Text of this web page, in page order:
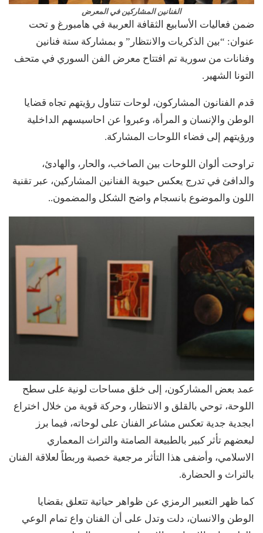
الفنانين المشاركين في المعرض
ضمن فعاليات الأسابيع الثقافة العربية في هامبورغ و تحت
عنوان: “بين الذكريات والانتظار” و بمشاركة ستة فنانين
وفنانات من سورية تم افتتاح معرض الفن السوري في متحف
التونا الشهير.
قدم الفنانون المشاركون، لوحات تتناول رؤيتهم تجاه قضايا
الوطن والإنسان و المرأة، وعبروا عن احاسيسهم الداخلية
ورؤيتهم إلى فضاء اللوحات المشاركة.
تراوحت ألوان اللوحات بين الصاخب، والحار، والهادئ،
والدافئ في تدرج يعكس حيوية الفنانين المشاركين، عبر تقنية
اللون والموضوع بانسجام واضح الشكل والمضمون..
عمد بعض المشاركون، إلى خلق مساحات لونية على سطح
اللوحة، توحي بالقلق و الانتظار، وحركة قوية من خلال اختراع
ابجدية جدية تعكس مشاعر الفنان على لوحاته، فيما برز
لبعضهم تأثر كبير بالطبيعة الصامتة والتراث المعماري
الاسلامي، وأضفى هذا التأثر مرجعية خصبة وربطاً لعلاقة الفنان
بالتراث و الحضارة.
كما ظهر التعبير الرمزي عن ظواهر حياتية تتعلق بقضايا
الوطن والانسان، دلت وتدل على أن الفنان واع تمام الوعي